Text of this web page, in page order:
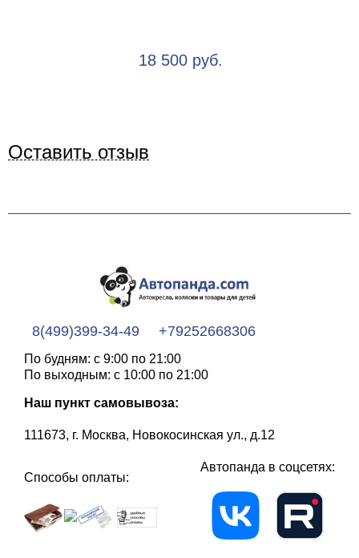
18 500 руб.
Оставить отзыв
8(499)399-34-49 +79252668306
По будням: с 9:00 по 21:00
По выходным: с 10:00 по 21:00
Наш пункт самовывоза:
111673, г. Москва, Новокосинская ул., д.12
Способы оплаты:
Автопанда в соцсетях: